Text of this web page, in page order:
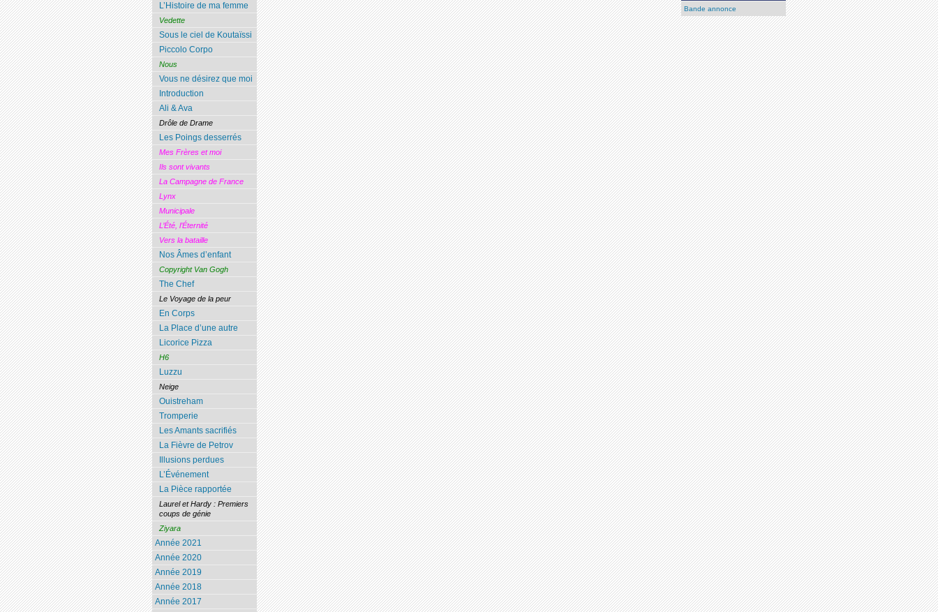
Bande annonce
L’Histoire de ma femme
Vedette
Sous le ciel de Koutaïssi
Piccolo Corpo
Nous
Vous ne désirez que moi
Introduction
Ali & Ava
Drôle de Drame
Les Poings desserrés
Mes Frères et moi
Ils sont vivants
La Campagne de France
Lynx
Municipale
L’Été, l’Éternité
Vers la bataille
Nos Âmes d’enfant
Copyright Van Gogh
The Chef
Le Voyage de la peur
En Corps
La Place d’une autre
Licorice Pizza
H6
Luzzu
Neige
Ouistreham
Tromperie
Les Amants sacrifiés
La Fièvre de Petrov
Illusions perdues
L’Événement
La Pièce rapportée
Laurel et Hardy : Premiers
coups de génie
Ziyara
Année 2021
Année 2020
Année 2019
Année 2018
Année 2017